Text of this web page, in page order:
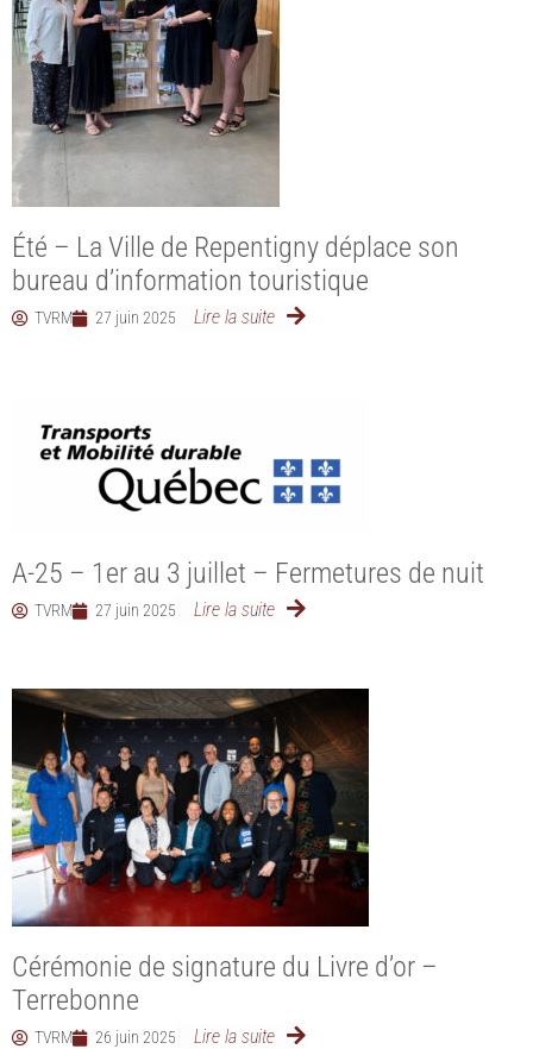
Été – La Ville de Repentigny déplace son
bureau d’information touristique
TVRM 27 juin 2025 Lire la suite
A-25 – 1er au 3 juillet – Fermetures de nuit
TVRM 27 juin 2025 Lire la suite
Cérémonie de signature du Livre d’or –
Terrebonne
TVRM 26 juin 2025 Lire la suite